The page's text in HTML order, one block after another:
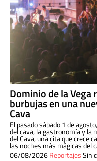
Dominio de la Vega
burbujas en una
Cava
El pasado sábado 1 de
del cava, la gastronomía y la
del Cava, una cita que crece
las noches más mágicas del
06/08/2026ReportajesSin